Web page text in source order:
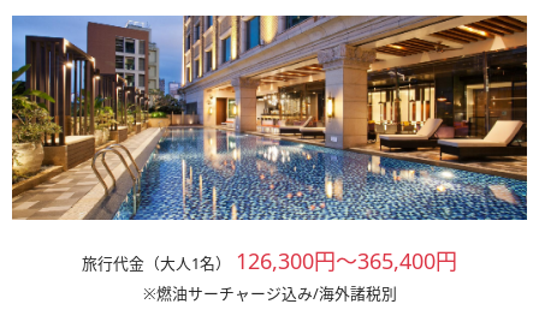
旅行代金（大人1名） 126,300円～365,400円
※燃油サーチャージ込み/海外諸税別